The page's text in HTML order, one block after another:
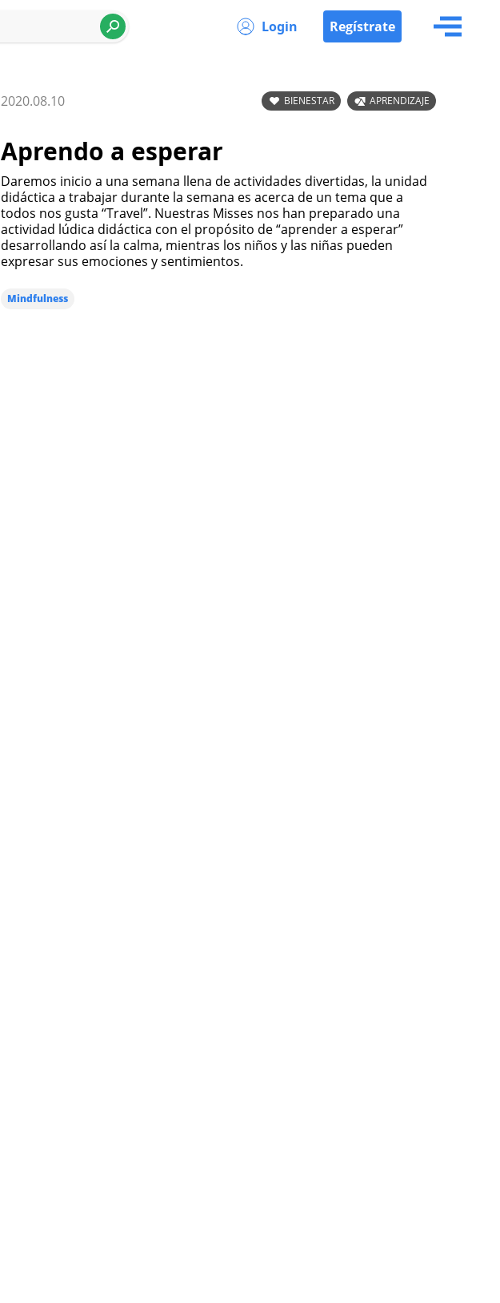
Login Regístrate
2020.08.10 BIENESTAR APRENDIZAJE
Aprendo a esperar
Daremos inicio a una semana llena de actividades divertidas, la unidad
didáctica a trabajar durante la semana es acerca de un tema que a
todos nos gusta “Travel”. Nuestras Misses nos han preparado una
actividad lúdica didáctica con el propósito de “aprender a esperar”
desarrollando así la calma, mientras los niños y las niñas pueden
expresar sus emociones y sentimientos.
Mindfulness